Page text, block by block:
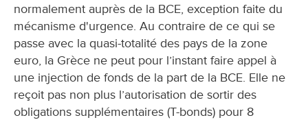
normalement auprès de la BCE, exception faite du
mécanisme d'urgence. Au contraire de ce qui se
passe avec la quasi-totalité des pays de la zone
euro, la Grèce ne peut pour l’instant faire appel à
une injection de fonds de la part de la BCE. Elle ne
reçoit pas non plus l’autorisation de sortir des
obligations supplémentaires (T-bonds) pour 8